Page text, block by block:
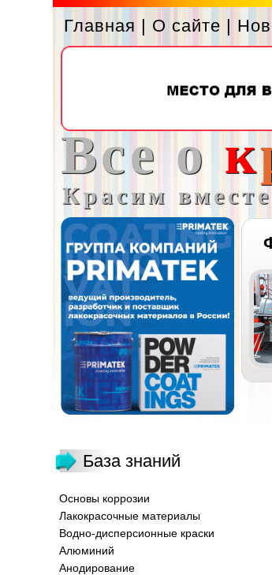
Главная | О сайте |
Все о к
Красим вместе
База знаний
Основы коррозии
Лакокрасочные материалы
Водно-дисперсионные краски
Алюминий
Анодирование